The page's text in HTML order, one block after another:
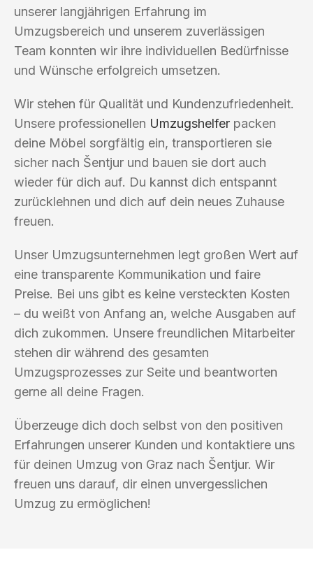
unserer langjährigen Erfahrung im
Umzugsbereich und unserem zuverlässigen
Team konnten wir ihre individuellen Bedürfnisse
und Wünsche erfolgreich umsetzen.
Wir stehen für Qualität und Kundenzufriedenheit.
Unsere professionellen Umzugshelfer packen
deine Möbel sorgfältig ein, transportieren sie
sicher nach Šentjur und bauen sie dort auch
wieder für dich auf. Du kannst dich entspannt
zurücklehnen und dich auf dein neues Zuhause
freuen.
Unser Umzugsunternehmen legt großen Wert auf
eine transparente Kommunikation und faire
Preise. Bei uns gibt es keine versteckten Kosten
– du weißt von Anfang an, welche Ausgaben auf
dich zukommen. Unsere freundlichen Mitarbeiter
stehen dir während des gesamten
Umzugsprozesses zur Seite und beantworten
gerne all deine Fragen.
Überzeuge dich doch selbst von den positiven
Erfahrungen unserer Kunden und kontaktiere uns
für deinen Umzug von Graz nach Šentjur. Wir
freuen uns darauf, dir einen unvergesslichen
Umzug zu ermöglichen!